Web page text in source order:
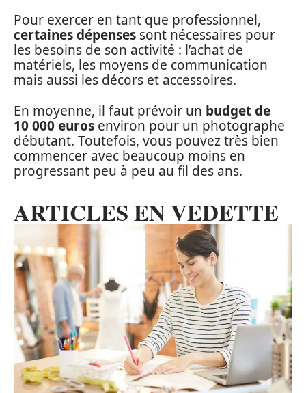
Pour exercer en tant que professionnel,
certaines dépenses sont nécessaires pour
les besoins de son activité : l’achat de
matériels, les moyens de communication
mais aussi les décors et accessoires.
En moyenne, il faut prévoir un budget de
10 000 euros environ pour un photographe
débutant. Toutefois, vous pouvez très bien
commencer avec beaucoup moins en
progressant peu à peu au fil des ans.
ARTICLES EN VEDETTE